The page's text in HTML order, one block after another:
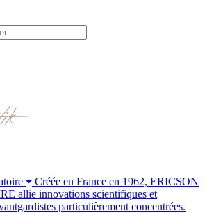
Créée en France en 1962, ERICSON
allie innovations scientifiques et
particulièrement concentrées.